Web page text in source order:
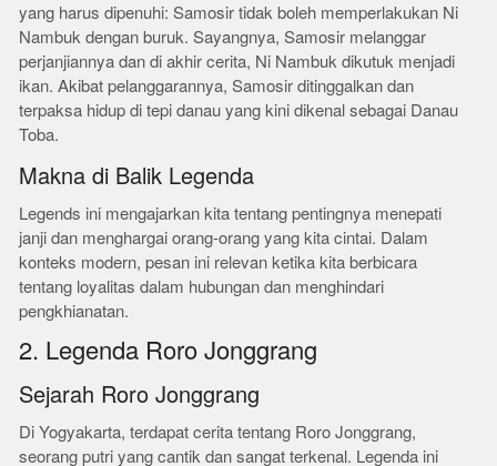
yang harus dipenuhi: Samosir tidak boleh memperlakukan Ni
Nambuk dengan buruk. Sayangnya, Samosir melanggar
perjanjiannya dan di akhir cerita, Ni Nambuk dikutuk menjadi
ikan. Akibat pelanggarannya, Samosir ditinggalkan dan
terpaksa hidup di tepi danau yang kini dikenal sebagai Danau
Toba.
Makna di Balik Legenda
Legends ini mengajarkan kita tentang pentingnya menepati
janji dan menghargai orang-orang yang kita cintai. Dalam
konteks modern, pesan ini relevan ketika kita berbicara
tentang loyalitas dalam hubungan dan menghindari
pengkhianatan.
2. Legenda Roro Jonggrang
Sejarah Roro Jonggrang
Di Yogyakarta, terdapat cerita tentang Roro Jonggrang,
seorang putri yang cantik dan sangat terkenal. Legenda ini